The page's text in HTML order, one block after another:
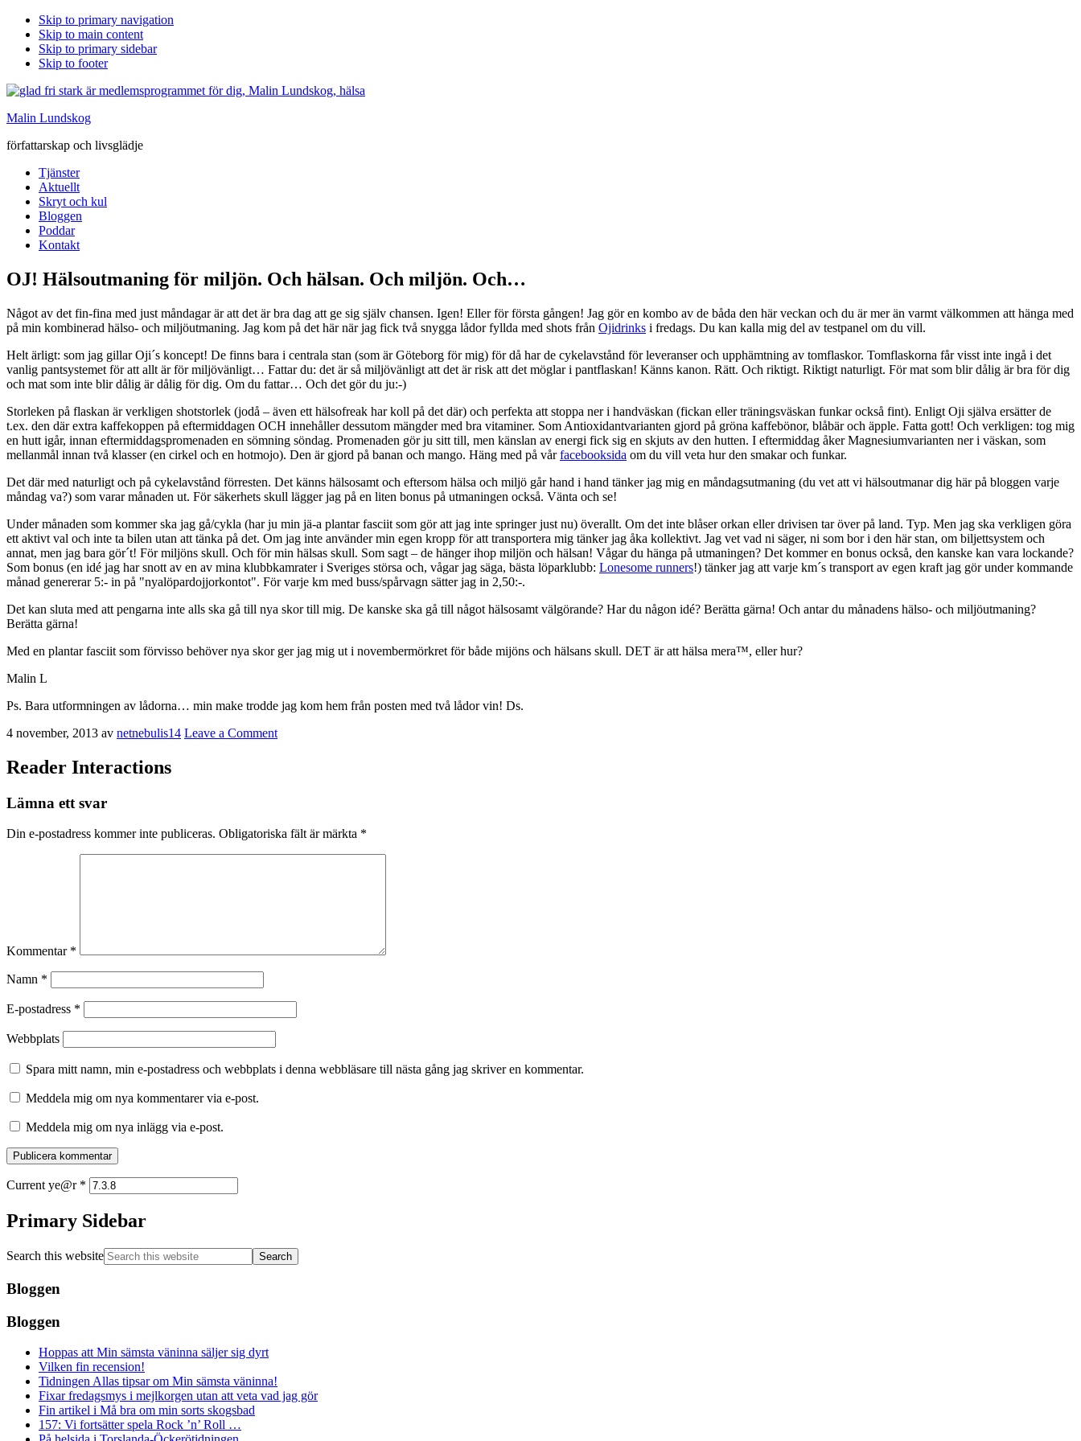
Skip to primary navigation
Skip to main content
Skip to primary sidebar
Skip to footer
Malin Lundskog
författarskap och livsglädje
Tjänster
Aktuellt
Skryt och kul
Bloggen
Poddar
Kontakt
OJ! Hälsoutmaning för miljön. Och hälsan. Och miljön. Och…
Något av det fin-fina med just måndagar är att det är bra dag att ge sig själv chansen. Igen! Eller för första gången! Jag gör en kombo av de båda den här veckan och du är mer än varmt välkommen att hänga med
på min kombinerad hälso- och miljöutmaning. Jag kom på det här när jag fick två snygga lådor fyllda med shots från Ojidrinks i fredags. Du kan kalla mig del av testpanel om du vill.
Helt ärligt: som jag gillar Oji´s koncept! De finns bara i centrala stan (som är Göteborg för mig) för då har de cykelavstånd för leveranser och upphämtning av tomflaskor. Tomflaskorna får visst inte ingå i det
vanlig pantsystemet för att allt är för miljövänligt… Fattar du: det är så miljövänligt att det är risk att det möglar i pantflaskan! Känns kanon. Rätt. Och riktigt. Riktigt naturligt. För mat som blir dålig är bra för dig
och mat som inte blir dålig är dålig för dig. Om du fattar… Och det gör du ju:-)
Storleken på flaskan är verkligen shotstorlek (jodå – även ett hälsofreak har koll på det där) och perfekta att stoppa ner i handväskan (fickan eller träningsväskan funkar också fint). Enligt Oji själva ersätter de
t.ex. den där extra kaffekoppen på eftermiddagen OCH innehåller dessutom mängder med bra vitaminer. Som Antioxidantvarianten gjord på gröna kaffebönor, blåbär och äpple. Fatta gott! Och verkligen: tog mig
en hutt igår, innan eftermiddagspromenaden en sömning söndag. Promenaden gör ju sitt till, men känslan av energi fick sig en skjuts av den hutten. I eftermiddag åker Magnesiumvarianten ner i väskan, som
mellanmål innan två klasser (en cirkel och en hotmojo). Den är gjord på banan och mango. Häng med på vårfacebooksida om du vill veta hur den smakar och funkar.
Det där med naturligt och på cykelavstånd förresten. Det känns hälsosamt och eftersom hälsa och miljö går hand i hand tänker jag mig en måndagsutmaning (du vet att vi hälsoutmanar dig här på bloggen varje
måndag va?) som varar månaden ut. För säkerhets skull lägger jag på en liten bonus på utmaningen också. Vänta och se!
Under månaden som kommer ska jag gå/cykla (har ju min jä-a plantar fasciit som gör att jag inte springer just nu) överallt. Om det inte blåser orkan eller drivisen tar över på land. Typ. Men jag ska verkligen göra
ett aktivt val och inte ta bilen utan att tänka på det. Om jag inte använder min egen kropp för att transportera mig tänker jag åka kollektivt. Jag vet vad ni säger, ni som bor i den här stan, om biljettsystem och
annat, men jag bara gör´t! För miljöns skull. Och för min hälsas skull. Som sagt – de hänger ihop miljön och hälsan! Vågar du hänga på utmaningen? Det kommer en bonus också, den kanske kan vara lockande?
Som bonus (en idé jag har snott av en av mina klubbkamrater i Sveriges störsa och, vågar jag säga, bästa löparklubb: Lonesome runners!) tänker jag att varje km´s transport av egen kraft jag gör under kommande
månad genererar 5:- in på "nyalöpardojjorkontot". För varje km med buss/spårvagn sätter jag in 2,50:-.
Det kan sluta med att pengarna inte alls ska gå till nya skor till mig. De kanske ska gå till något hälsosamt välgörande? Har du någon idé? Berätta gärna! Och antar du månadens hälso- och miljöutmaning?
Berätta gärna!
Med en plantar fasciit som förvisso behöver nya skor ger jag mig ut i novembermörkret för både mijöns och hälsans skull. DET är att hälsa mera™, eller hur?
Malin L
Ps. Bara utformningen av lådorna… min make trodde jag kom hem från posten med två lådor vin! Ds.
4 november, 2013 av netnebulis14 Leave a Comment
Reader Interactions
Lämna ett svar
Din e-postadress kommer inte publiceras. Obligatoriska fält är märkta *
Kommentar *
Namn *
E-postadress *
Webbplats
Spara mitt namn, min e-postadress och webbplats i denna webbläsare till nästa gång jag skriver en kommentar.
Meddela mig om nya kommentarer via e-post.
Meddela mig om nya inlägg via e-post.
Current ye@r *
Primary Sidebar
Search this website
Bloggen
Bloggen
Hoppas att Min sämsta väninna säljer sig dyrt
Vilken fin recension!
Tidningen Allas tipsar om Min sämsta väninna!
Fixar fredagsmys i mejlkorgen utan att veta vad jag gör
Fin artikel i Må bra om min sorts skogsbad
157: Vi fortsätter spela Rock ’n’ Roll …